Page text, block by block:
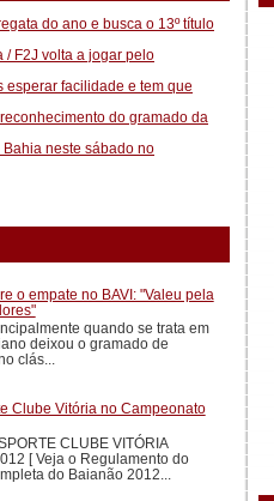
do ano e busca o 13º título
/ F2J volta a jogar pelo
esperar facilidade e tem que
do gramado da
Bahia neste sábado no
o empate no BAVI: "Valeu pela
quando se trata em
deixou o gramado de
clás...
Clube Vitória no Campeonato
CLUBE VITÓRIA
[ Veja o Regulamento do
do Baianão 2012...